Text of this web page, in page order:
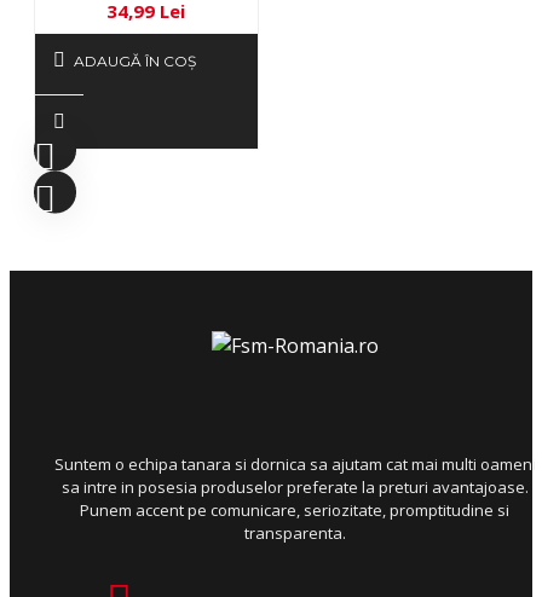
34,99 Lei
ADAUGĂ ÎN COŞ
Suntem o echipa tanara si dornica sa ajutam cat mai multi oameni
sa intre in posesia produselor preferate la preturi avantajoase.
Punem accent pe comunicare, seriozitate, promptitudine si
transparenta.